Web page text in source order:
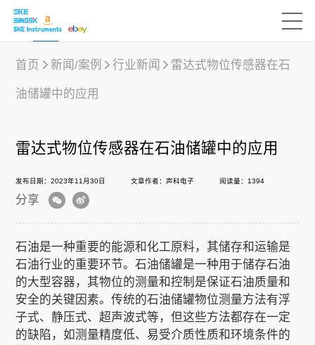
行业应用
下载中心
新闻/案例
声科之“芯”
首页 新闻/案例 行业新闻 雷达式物位传感器在石
油储罐中的应用
雷达式物位传感器在石油储罐中的应用
发布日期：2023年11月30日 文章作者：声科电子 阅读量：1394
分享
石油是一种重要的能源和化工原料，其储存和运输是
石油行业的重要环节。石油储罐是一种用于储存石油
的大型容器，其物位的测量和控制是保证石油质量和
安全的关键因素。传统的石油储罐物位测量方法有浮
子式、静压式、超声波式等，但这些方法都存在一定
的缺陷，如测量精度低、易受介质性质和环境条件的